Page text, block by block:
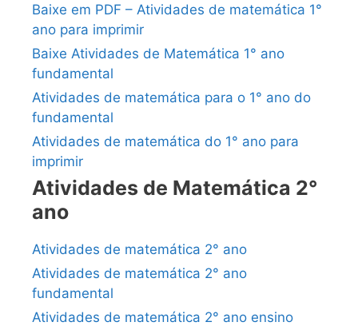
Baixe em PDF – Atividades de matemática 1°
ano para imprimir
Baixe Atividades de Matemática 1° ano
fundamental
Atividades de matemática para o 1° ano do
fundamental
Atividades de matemática do 1° ano para
imprimir
Atividades de Matemática 2°
ano
Atividades de matemática 2° ano
Atividades de matemática 2° ano
fundamental
Atividades de matemática 2° ano ensino